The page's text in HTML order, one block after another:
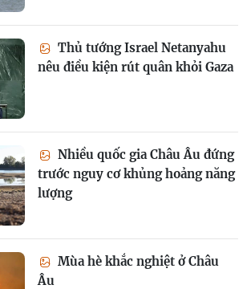
Thủ tướng Israel Netanyahu
nêu điều kiện rút quân khỏi Gaza
Nhiều quốc gia Châu Âu đứng
trước nguy cơ khủng hoảng năng
lượng
Mùa hè khắc nghiệt ở Châu
Âu